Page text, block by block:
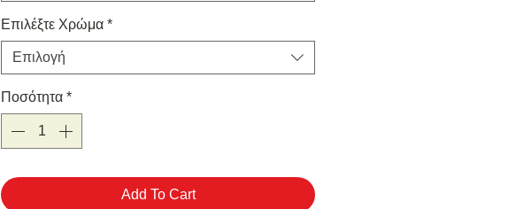
Επιλέξτε Χρώμα *
Επιλογή
Ποσότητα *
Add To Cart